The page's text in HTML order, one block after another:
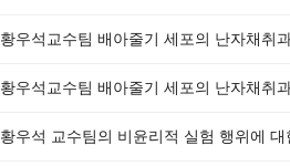
황우석교수팀 배아줄기 세포의 난자채취
황우석교수팀 배아줄기 세포의 난자채취
황우석 교수팀의 비윤리적 실험 행위에 대